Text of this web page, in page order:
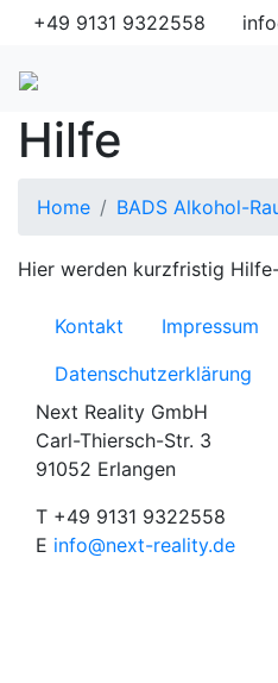
+49 9131 9322558
Hilfe
Home BADS Alkohol-
Hier werden kurzfristig
Kontakt
Impressum
Datenschutzerklärung
Next Reality GmbH
Carl-Thiersch-Str. 3
91052 Erlangen
T +49 9131 9322558
E info@next-reality.de